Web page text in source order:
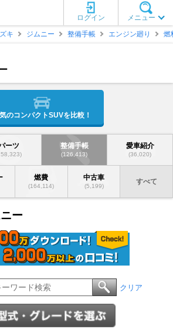
メニュー
ログイン
キ ジムニー 整備手帳 エンジン廻り 燃
のコンパクトSUVを比較！
ーツ 整備手帳
(126,413)
愛車紹介
(36,020)
燃費
(164,114)
中古車
(5,199)
すべて
ー
クリア